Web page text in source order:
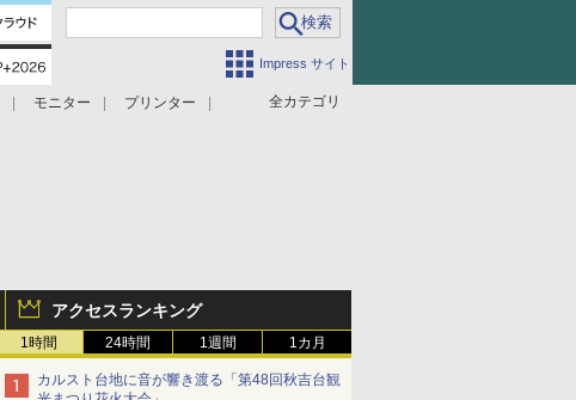
Impress サイト
全カテゴリ
モニター
プリンター
アクセスランキング
1時間 24時間 1週間 1カ月
カルスト台地に音が響き渡る「第48回秋吉台観